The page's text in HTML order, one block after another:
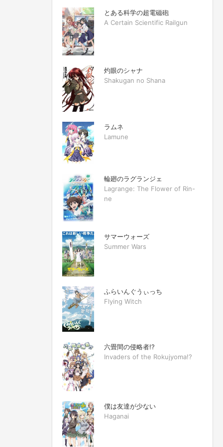
とある科学の超電磁砲
A Certain Scientific Railgun
灼眼のシャナ
Shakugan no Shana
ラムネ
Lamune
輪廻のラグランジェ
Lagrange: The Flower of Rin-
ne
サマーウォーズ
Summer Wars
ふらいんぐうぃっち
Flying Witch
六畳間の侵略者!?
Invaders of the Rokujyoma!?
僕は友達が少ない
Haganai